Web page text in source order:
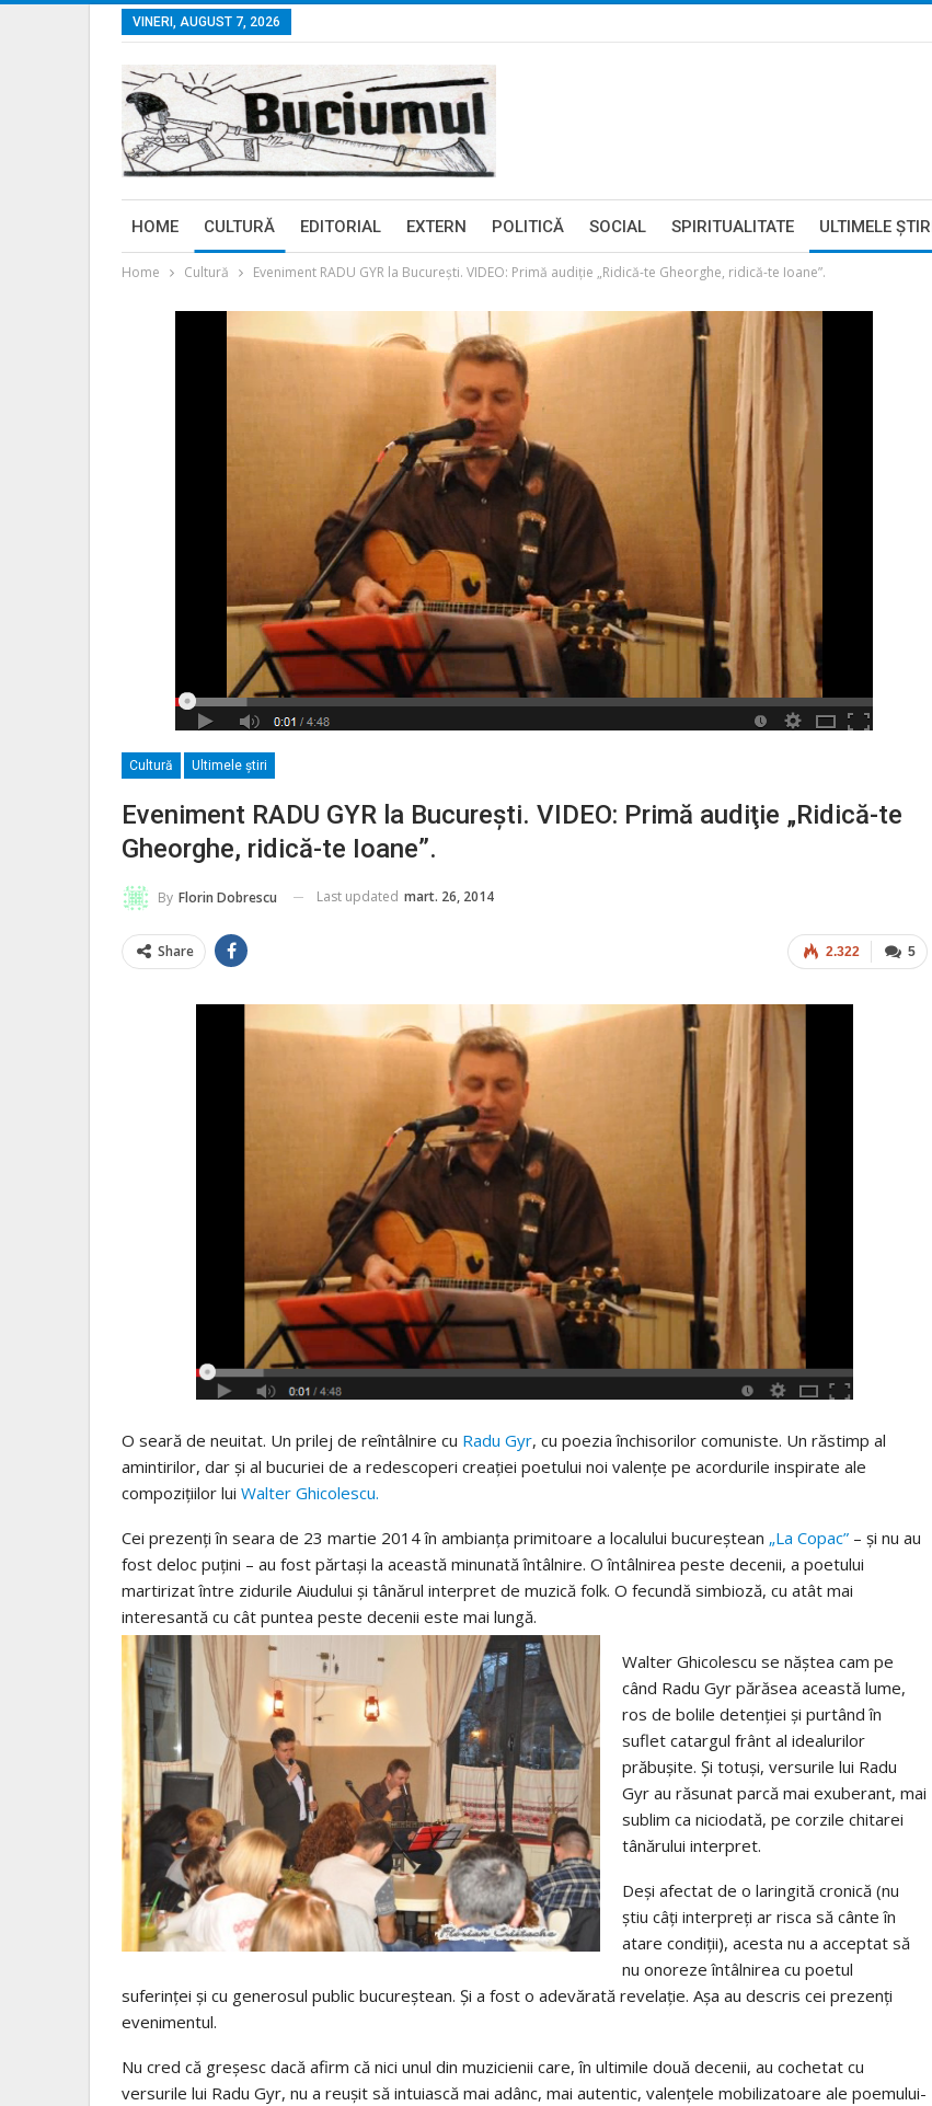
VINERI, AUGUST 7, 2026
HOME CULTURĂ EDITORIAL EXTERN POLITICĂ SOCIAL SPIRITUALITATE ULTIMELE
Home Cultură Eveniment RADU GYR la Bucureşti. VIDEO: Primă audiţie „Ridică-te Gheorghe, ridică-te Ioane”.
Cultură Ultimele ştiri
Eveniment RADU GYR la Bucureşti. VIDEO: Primă audiţie „Ridică-te
Gheorghe, ridică-te Ioane”.
By Florin Dobrescu Last updated mart. 26, 2014
5
2.322
Share
O seară de neuitat. Un prilej de reîntâlnire cu Radu Gyr, cu poezia închisorilor comuniste. Un răstimp al
amintirilor, dar şi al bucuriei de a redescoperi creaţiei poetului noi valenţe pe acordurile inspirate ale
compoziţiilor lui Walter Ghicolescu.
Cei prezenţi în seara de 23 martie 2014 în ambianţa primitoare a localului bucureştean „La Copac” – şi nu au
fost deloc puţini – au fost părtaşi la această minunată întâlnire. O întâlnirea peste decenii, a poetului
martirizat între zidurile Aiudului şi tânărul interpret de muzică folk. O fecundă simbioză, cu atât mai
interesantă cu cât puntea peste decenii este mai lungă.
Walter Ghicolescu se năştea cam pe
când Radu Gyr părăsea această lume,
ros de bolile detenţiei şi purtând în
suflet catargul frânt al idealurilor
prăbuşite. Şi totuşi, versurile lui Radu
Gyr au răsunat parcă mai exuberant, mai
sublim ca niciodată, pe corzile chitarei
tânărului interpret.
Deşi afectat de o laringită cronică (nu
ştiu câţi interpreţi ar risca să cânte în
atare condiţii), acesta nu a acceptat să
nu onoreze întâlnirea cu poetul
suferinţei şi cu generosul public bucureştean. Şi a fost o adevărată revelaţie. Aşa au descris cei prezenţi
evenimentul.
Nu cred că greşesc dacă afirm că nici unul din muzicienii care, în ultimile două decenii, au cochetat cu
versurile lui Radu Gyr, nu a reuşit să intuiască mai adânc, mai autentic, valenţele mobilizatoare ale poemului-